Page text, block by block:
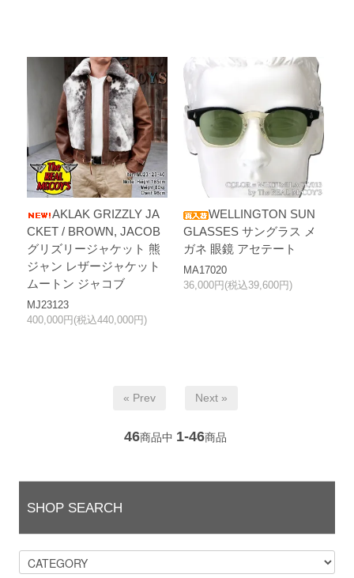
AKLAK GRIZZLY JA
CKET / BROWN, JACOB
グリズリージャケット 熊
ジャン レザージャケット
ムートン ジャコブ
MJ23123
400,000円(税込440,000円)
WELLINGTON SUN
GLASSES サングラス メ
ガネ 眼鏡 アセテート
MA17020
36,000円(税込39,600円)
« Prev Next »
46商品中 1-46商品
SHOP SEARCH